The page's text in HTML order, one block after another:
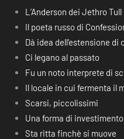
L’Anderson dei Jethro Tull
Il poeta russo di
Dà idea dell’estensione di
Ci legano al passato
Fu un noto interprete di
Il locale in cui fermenta il
Scarsi, piccolissimi
Una forma di investimento
Sta ritta finchè si muove